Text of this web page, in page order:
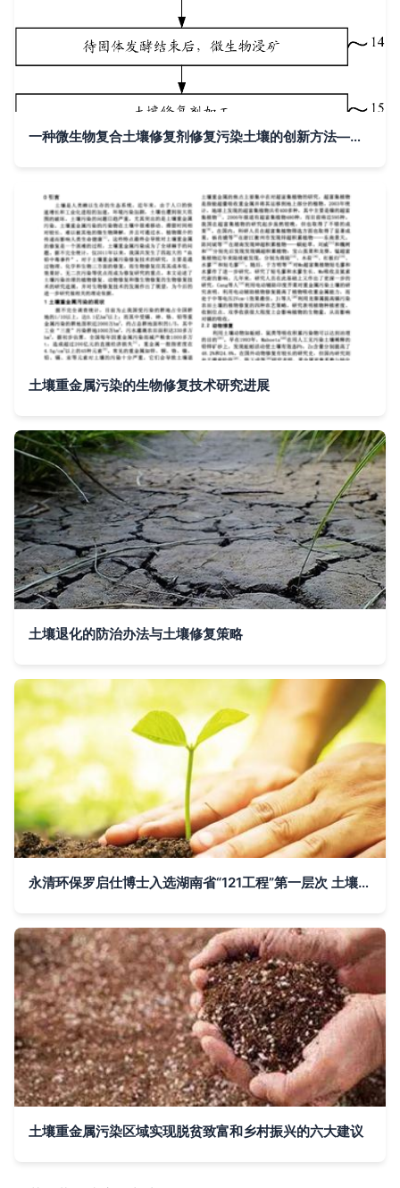
一种微生物复合土壤修复剂修复污染土壤的创新方法——基于专有技术的专利解析
土壤重金属污染的生物修复技术研究进展
土壤退化的防治办法与土壤修复策略
永清环保罗启仕博士入选湖南省“121工程”第一层次 土壤修复领域的杰出代表
土壤重金属污染区域实现脱贫致富和乡村振兴的六大建议